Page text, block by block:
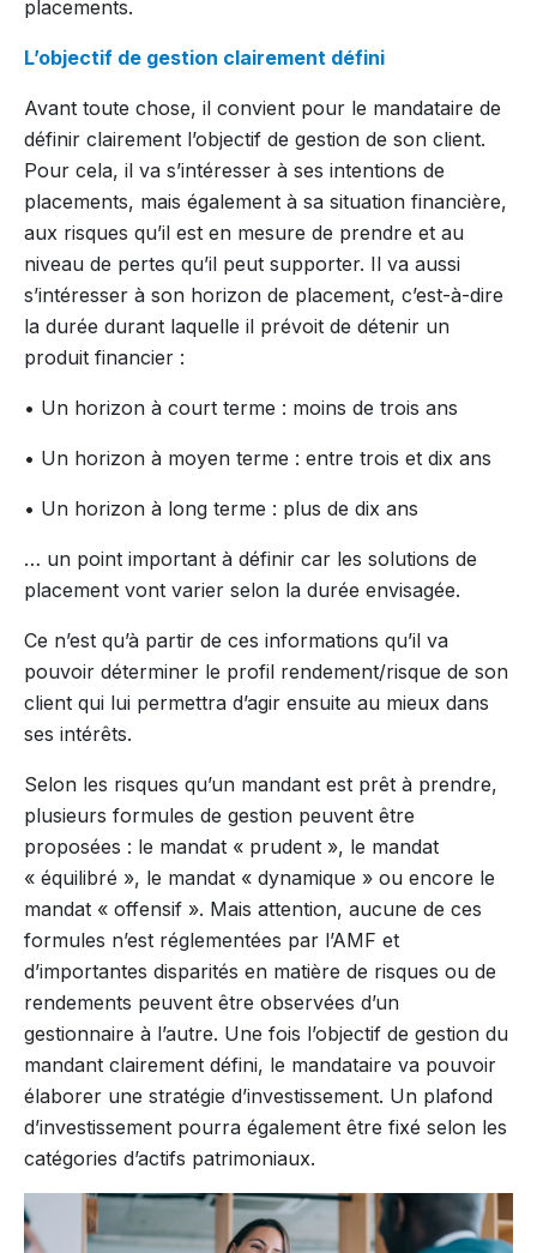
placements.
L’objectif de gestion clairement défini
Avant toute chose, il convient pour le mandataire de
définir clairement l’objectif de gestion de son client.
Pour cela, il va s’intéresser à ses intentions de
placements, mais également à sa situation financière,
aux risques qu’il est en mesure de prendre et au
niveau de pertes qu’il peut supporter. Il va aussi
s’intéresser à son horizon de placement, c’est-à-dire
la durée durant laquelle il prévoit de détenir un
produit financier :
• Un horizon à court terme : moins de trois ans
• Un horizon à moyen terme : entre trois et dix ans
• Un horizon à long terme : plus de dix ans
… un point important à définir car les solutions de
placement vont varier selon la durée envisagée.
Ce n’est qu’à partir de ces informations qu’il va
pouvoir déterminer le profil rendement/risque de son
client qui lui permettra d’agir ensuite au mieux dans
ses intérêts.
Selon les risques qu’un mandant est prêt à prendre,
plusieurs formules de gestion peuvent être
proposées : le mandat « prudent », le mandat
« équilibré », le mandat « dynamique » ou encore le
mandat « offensif ». Mais attention, aucune de ces
formules n’est réglementées par l’AMF et
d’importantes disparités en matière de risques ou de
rendements peuvent être observées d’un
gestionnaire à l’autre. Une fois l’objectif de gestion du
mandant clairement défini, le mandataire va pouvoir
élaborer une stratégie d’investissement. Un plafond
d’investissement pourra également être fixé selon les
catégories d’actifs patrimoniaux.